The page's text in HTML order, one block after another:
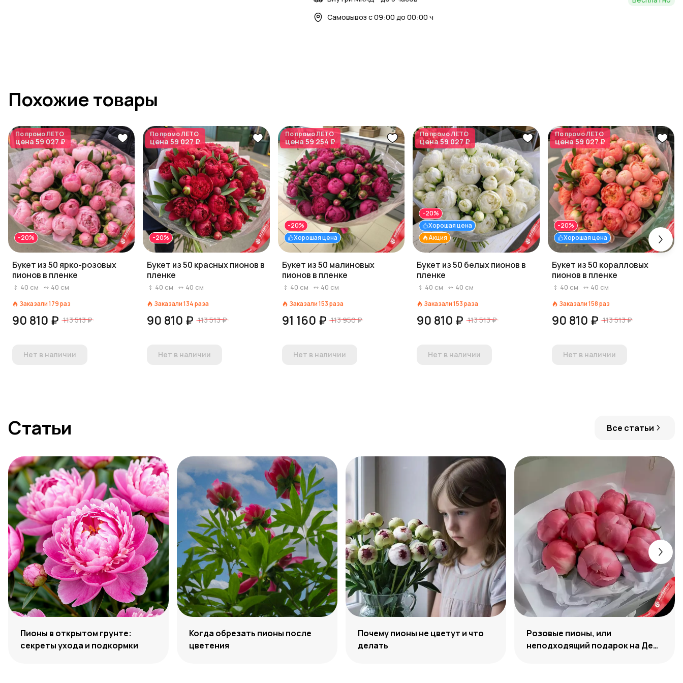
Самовывоз с 09:00 до 00:00 ч
Похожие товары
По промоЛЕТО
цена 59 027 ₽
-20%
Букет из 50 ярко-розовых
пионов в пленке
40 см 40 см
Заказали179раз
90 810 ₽ 113 513 ₽
Нет в наличии
По промоЛЕТО
цена59 027 ₽
-20%
Букет из 50 красных пионов в
пленке
40 см 40 см
Заказали134раза
90 810 ₽ 113 513 ₽
Нет в наличии
По промоЛЕТО
цена 59 254 ₽
Хорошая цена
-20%
Букет из 50 малиновых
пионов в пленке
40 см 40 см
Заказали153раза
91 160 ₽ 113 950 ₽
Нет в наличии
По промоЛЕТО
цена59 027 ₽
Акция
Хорошая цена
-20%
Букет из 50 белых пионов в
пленке
40 см 40 см
Заказали153раза
90 810 ₽ 113 513 ₽
Нет в наличии
По промоЛЕТО
цена 59 027 ₽
Хорошая цена
-20%
Букет из 50 коралловых
пионов в пленке
40 см 40 см
Заказали158раз
90 810 ₽ 113 513 ₽
Нет в наличии
Статьи Все статьи
Пионы в открытом грунте:
секреты ухода и подкормки
Когда обрезать пионы после
цветения
Почему пионы не цветут и что
делать
Розовые пионы, или
неподходящий подарок на День